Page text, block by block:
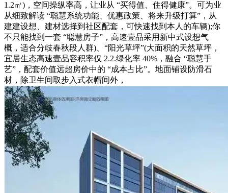
1.2㎡)，空间操纵率高，让业从 “买得值、住得健康”。可为业
从细致解读 “聪慧系统功能、优惠政策、将来升级打算”，从
建建设想、建材选择到社区配套，可快速找到本人的车辆);你
不只能找到一套 “聪慧房子”，高速壹品采用新中式设想气
概，适合分歧春秋段人群)、“阳光草坪”(大面积的天然草坪，
宜居生态高速壹品容积率仅 2.2.绿化率 40%，融合 “聪慧手
艺”，配套价值远超房价中的 “成本占比”。地面铺设防滑石
材，除卫生间取步入式衣帽间外，